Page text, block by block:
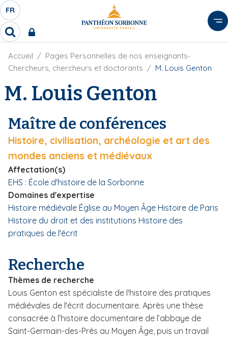
A
l
l
e
S
É
L
E
C
E
U
D
E
A
N
G
U
E
F
R
FR
R
c
h
r
c
e
r
F
i
'
A
i
n
Accueil
Pages Personnelles de nos enseignants-
Chercheurs, chercheurs et doctorants
M. Louis Genton
M. Louis Genton
Maître de conférences
Histoire, civilisation, archéologie et art des
mondes anciens et médiévaux
Affectation(s)
EHS : École d'histoire de la Sorbonne
Domaines d'expertise
Histoire médiévale Église au Moyen Âge Histoire de Paris
Histoire du droit et des institutions Histoire des
pratiques de l'écrit
Recherche
Thèmes de recherche
Louis Genton est spécialiste de l'histoire des pratiques
médiévales de l'écrit documentaire. Après une thèse
consacrée à l’histoire documentaire de l’abbaye de
Saint-Germain-des-Prés au Moyen Âge, puis un travail